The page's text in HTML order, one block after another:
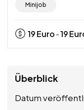
Minijob
19Euro -19
Überblick
Datum